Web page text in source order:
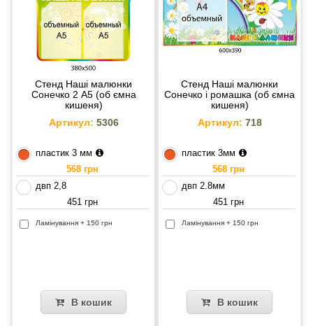
Стенд Наші малюнки
Сонечко 2 А5 (об ємна
кишеня)
Артикул: 5306
пластик 3 мм
568 грн
двп 2,8
451 грн
Ламінування + 150 грн
В кошик
Стенд Наші малюнки
Сонечко і ромашка (об ємна
кишеня)
Артикул: 718
пластик 3мм
568 грн
двп 2.8мм
451 грн
Ламінування + 150 грн
В кошик